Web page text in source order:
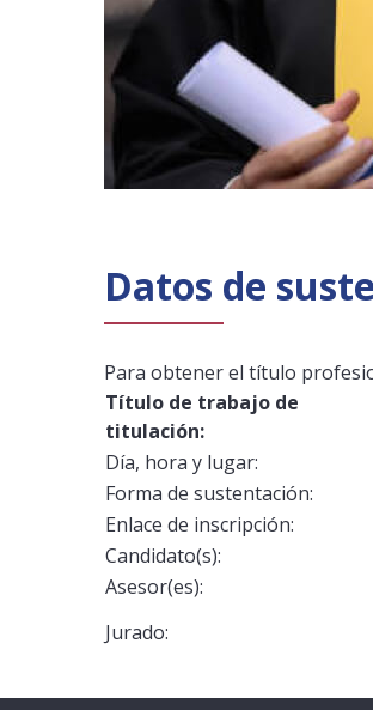
Datos de
Para obtener el título
Título de trabajo de
titulación:
Día, hora y lugar:
Forma de sustentación:
Enlace de inscripción:
Candidato(s):
Asesor(es):
Jurado: